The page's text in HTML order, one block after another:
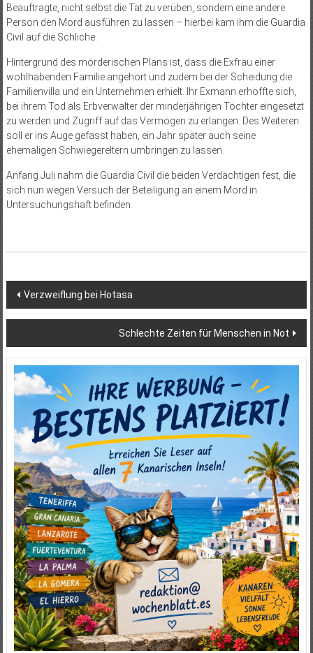
Beauftragte, nicht selbst die Tat zu verüben, sondern eine andere
Person den Mord ausführen zu lassen – hierbei kam ihm die Guardia
Civil auf die Schliche.
Hintergrund des mörderischen Plans ist, dass die Exfrau einer
wohlhabenden Familie angehört und zudem bei der Scheidung die
Familienvilla und ein Unternehmen erhielt. Ihr Exmann erhoffte sich,
bei ihrem Tod als Erbverwalter der minderjährigen Töchter eingesetzt
zu werden und Zugriff auf das Vermögen zu erlangen. Des Weiteren
soll er ins Auge gefasst haben, ein Jahr später auch seine
ehemaligen Schwiegereltern umbringen zu lassen.
Anfang Juli nahm die Guardia Civil die beiden Verdächtigen fest, die
sich nun wegen Versuch der Beteiligung an einem Mord in
Untersuchungshaft befinden.
Beitragsnavigation
Verzweiflung bei Hotasa
Schlechte Zeiten für Menschen in Not